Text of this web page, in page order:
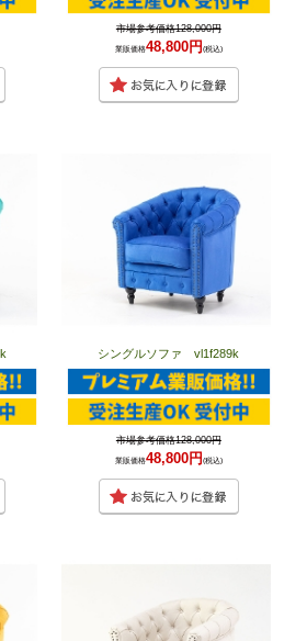
市場参考価格128,000円
業販価格48,800円 (税込)
シングルソファ vl1f289k
市場参考価格128,000円
業販価格48,800円(税込)